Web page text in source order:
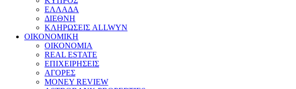
ΕΛΛΑΔΑ
ΔΙΕΘΝΗ
ΚΛΗΡΩΣΕΙΣ ALLWYN
ΟΙΚΟΝΟΜΙΚΗ
ΟΙΚΟΝΟΜΙΑ
REAL ESTATE
ΕΠΙΧΕΙΡΗΣΕΙΣ
ΑΓΟΡΕΣ
MONEY REVIEW